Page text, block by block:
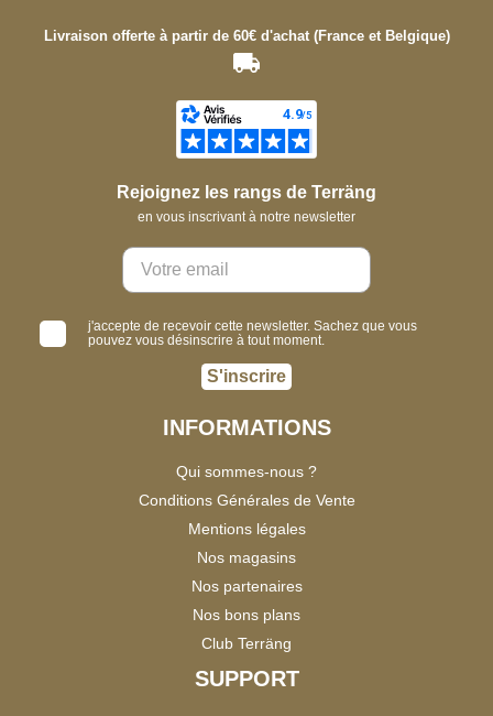
Livraison offerte à partir de 60€ d'achat (France et Belgique)
Rejoignez les rangs de Terräng
en vous inscrivant à notre newsletter
j'accepte de recevoir cette newsletter. Sachez que vous
pouvez vous désinscrire à tout moment.
S'inscrire
INFORMATIONS
Qui sommes-nous ?
Conditions Générales de Vente
Mentions légales
Nos magasins
Nos partenaires
Nos bons plans
Club Terräng
SUPPORT